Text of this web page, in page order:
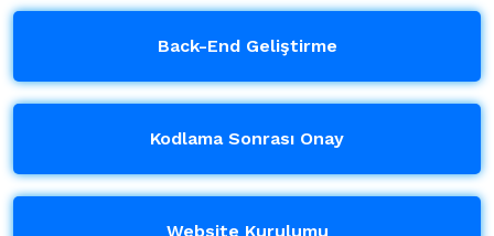
Back-End Geliştirme
Kodlama Sonrası Onay
Website Kurulumu